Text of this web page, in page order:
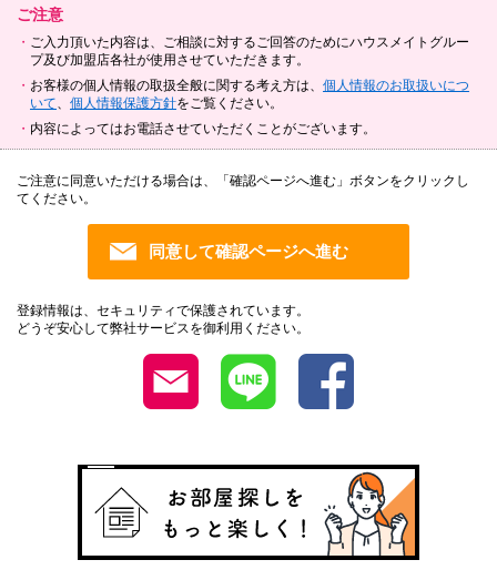
ご注意
ご入力頂いた内容は、ご相談に対するご回答のためにハウスメイトグルー
プ及び加盟店各社が使用させていただきます。
お客様の個人情報の取扱全般に関する考え方は、 個人情報のお取扱いにつ
いて
個人情報保護方針をご覧ください。
内容によってはお電話させていただくことがございます。
ご注意に同意いただける場合は、「確認ページへ進む」ボタンをクリックし
てください。
登録情報は、セキュリティで保護されています。
どうぞ安心して弊社サービスを御利用ください。